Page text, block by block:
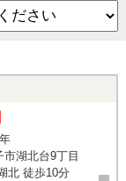
市湖北台9丁目
北 徒歩10分